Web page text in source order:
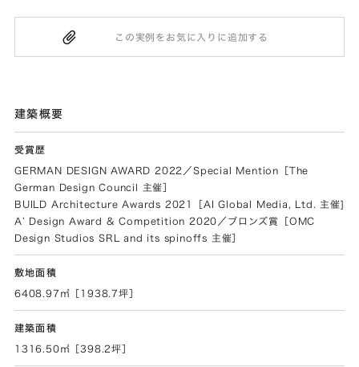
建築概要
受賞歴
GERMAN DESIGN AWARD 2022／Special Mention［The
German Design Council 主催］
BUILD Architecture Awards 2021［AI Global Media, Ltd. 主催]
A’ Design Award & Competition 2020／ブロンズ賞［OMC
Design Studios SRL and its spinoffs 主催］
敷地面積
6408.97㎡［1938.7坪］
建築面積
1316.50㎡［398.2坪］